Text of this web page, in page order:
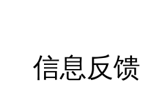
信息反馈